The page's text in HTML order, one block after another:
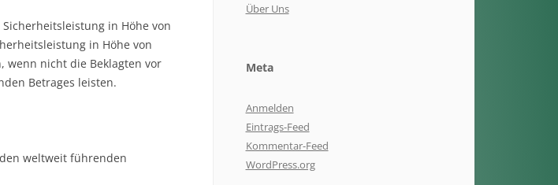
in Höhe von
in Höhe von
wenn nicht die Beklagten vor
Betrages leisten.
weltweit führenden
Über Uns
Meta
Anmelden
Eintrags-Feed
Kommentar-Feed
WordPress.org